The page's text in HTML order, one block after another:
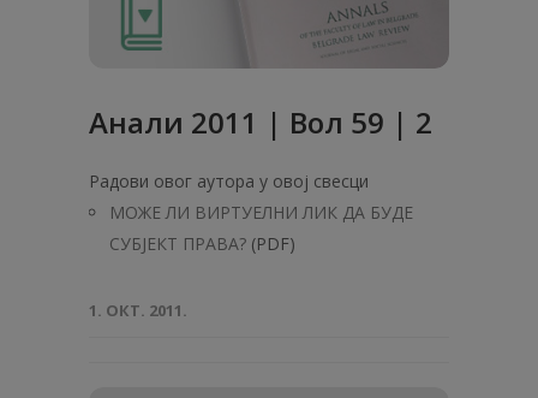
Анали 2011 | Вол 59 | 2
Радови овог аутора у овој свесци
МОЖЕ ЛИ ВИРТУЕЛНИ ЛИК ДА БУДЕ
СУБЈЕКТ ПРАВА? (PDF)
1. ОКТ. 2011.